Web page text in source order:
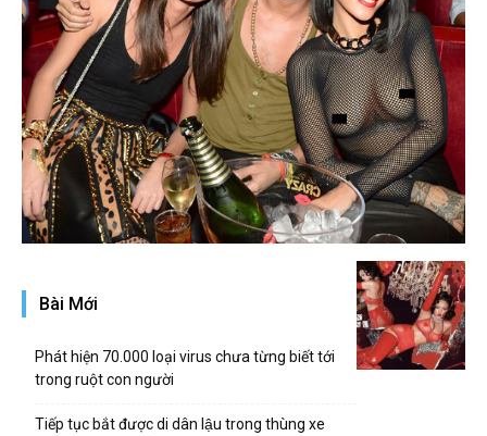
Bài Mới
Phát hiện 70.000 loại virus chưa từng biết tới
trong ruột con người
Tiếp tục bắt được di dân lậu trong thùng xe